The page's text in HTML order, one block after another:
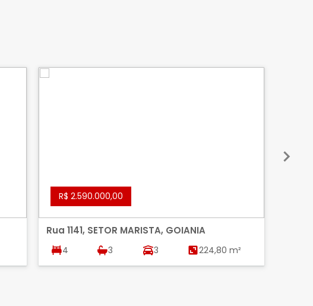
R$ 2.590.000,00
Rua 1141, SETOR MARISTA, GOIANIA
4 3 3 224,80 m²